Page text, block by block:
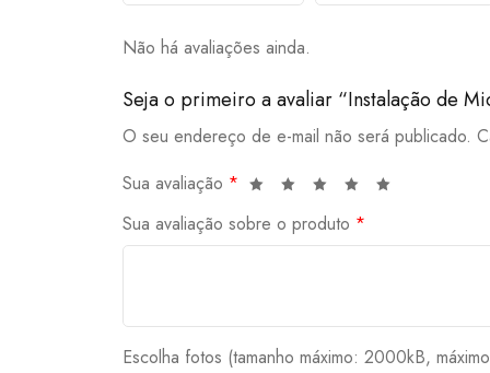
Não há avaliações ainda.
Seja o primeiro a avaliar “Instalação de
O seu endereço de e-mail não será publicado.
Sua avaliação *
Sua avaliação sobre o produto *
Escolha fotos (tamanho máximo: 2000kB,